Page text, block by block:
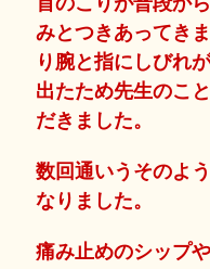
みとつきあってき
り腕と指にしびれ
出たため先生のこ
だきました。
数回通いうそのよ
なりました。
痛み止めのシップ